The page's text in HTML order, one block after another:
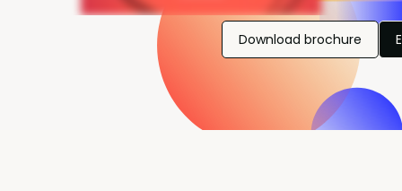
Download brochure